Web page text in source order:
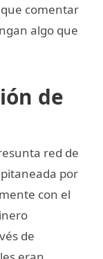
comentar
algo que
de
red de
por
con el
de